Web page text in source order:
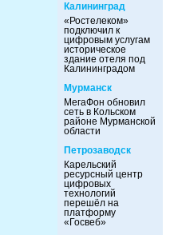
Калининград
«Ростелеком»
подключил к
цифровым услугам
историческое
здание отеля под
Калининградом
Мурманск
МегаФон обновил
сеть в Кольском
районе Мурманской
области
Петрозаводск
Карельский
ресурсный центр
цифровых
технологий
перешёл на
платформу
«Госвеб»